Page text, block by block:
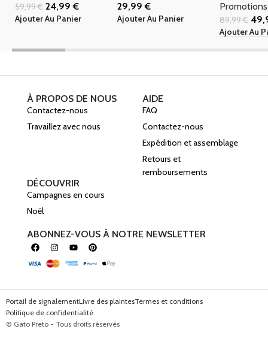
59,99€ 24,99€
Ajouter Au Panier
29,99€
Ajouter Au Panier
Promotions
89,99€
Ajouter Au
À PROPOS DE NOUS
Contactez-nous
Travaillez avec nous
AIDE
FAQ
Contactez-nous
Expédition et assemblage
Retours et
remboursements
DÉCOUVRIR
Campagnes en cours
Noël
ABONNEZ-VOUS À NOTRE NEWSLETTER
Portail de signalementLivre des plaintesTermes et conditions
Politique de confidentialité
© Gato Preto - Tous droits réservés